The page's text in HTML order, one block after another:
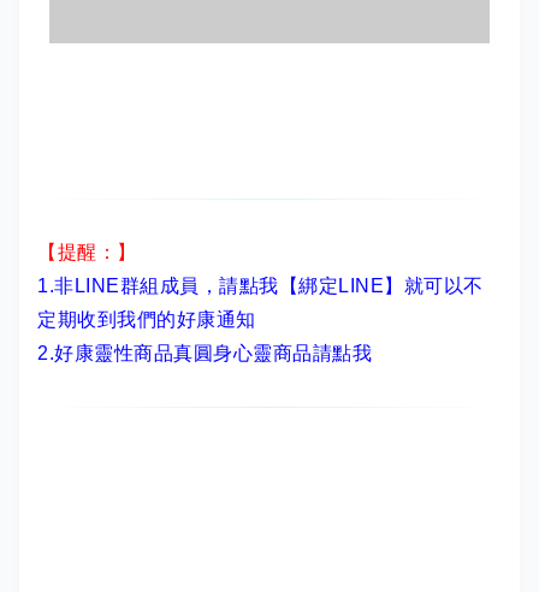
【提醒：】
1.非LINE群組成員， 請點我【綁定LINE】 就可以不
定期收到我們的好康通知
2.好康靈性商品真圓身心靈商品請點我